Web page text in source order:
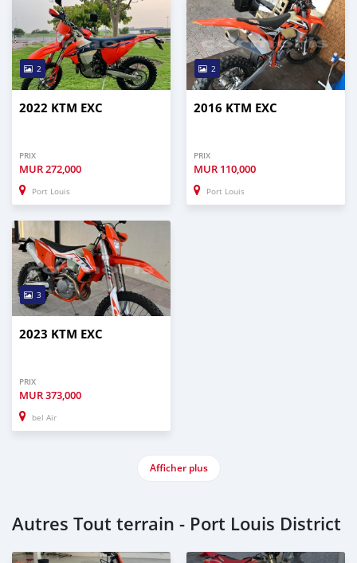
2
2022 KTM EXC
PRIX
MUR272,000
Port Louis
2
2016 KTM EXC
PRIX
MUR 110,000
Port Louis
3
2023 KTM EXC
PRIX
MUR373,000
bel Air
Afficher plus
Autres Tout terrain - Port Louis District